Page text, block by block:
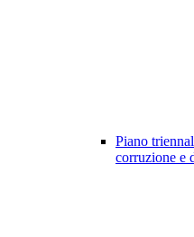
Piano
corruzione e